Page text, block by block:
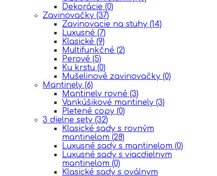
Dekorácie (0)
Zavinovačky (37)
Zavinovacie na stuhy (14)
Luxusné (7)
Klasické (9)
Multifunkčné (2)
Perové (5)
Ku krstu (0)
Mušelinové zavinovačky (0)
Mantinely (6)
Mantinely rovné (3)
Vankúšikové mantinely (3)
Pletené copy (0)
3 dielne sety (32)
Klasické sady s rovným
mantinelom (28)
Luxusné sady s mantinelom (0)
Luxusné sady s viacdielnym
mantinelom (0)
Klasické sady s oválnym